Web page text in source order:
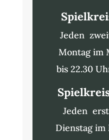
Jeden
Montag im
bis 22.30
Jeden
Dienstag im